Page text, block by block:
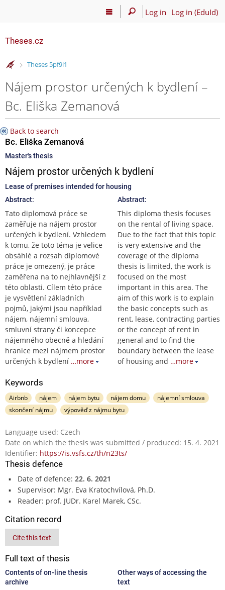
Log in Log in (EduId)
Theses.cz
>
Theses 5pf9l1
Nájem prostor určených k bydlení –
Bc. Eliška Zemanová
Back to search
Bc. Eliška Zemanová
Master's thesis
Nájem prostor určených k bydlení
Lease of premises intended for housing
Abstract:
Tato diplomová práce se
zaměřuje na nájem prostor
určených k bydlení. Vzhledem
k tomu, že toto téma je velice
obsáhlé a rozsah diplomové
práce je omezený, je práce
zaměřena na to nejhlavnější z
této oblasti. Cílem této práce
je vysvětlení základních
pojmů, jakými jsou například
nájem, nájemní smlouva,
smluvní strany či koncepce
nájemného obecně a hledání
hranice mezi nájmem prostor
určených k bydlení …more
Abstract:
This diploma thesis focuses
on the rental of living space.
Due to the fact that this topic
is very extensive and the
coverage of the diploma
thesis is limited, the work is
focused on the most
important in this area. The
aim of this work is to explain
the basic concepts such as
rent, lease, contracting parties
or the concept of rent in
general and to find the
boundary between the lease
of housing and …more
Keywords
Airbnb nájem nájem bytu nájem domu
nájemní smlouva
skončení nájmu
výpověď z nájmu bytu
Language used: Czech
Date on which the thesis was submitted / produced: 15. 4. 2021
Identifier: https://is.vsfs.cz/th/n23ts/
Thesis defence
Date of defence: 22. 6. 2021
Supervisor: Mgr. Eva Kratochvílová, Ph.D.
Reader: prof. JUDr. Karel Marek, CSc.
Citation record
Cite this text
Full text of thesis
Contents of on-line thesis
archive
Other ways of accessing the
text